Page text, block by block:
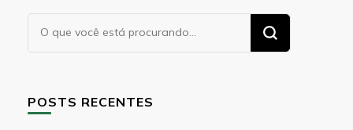
Procurando
algo?
POSTS RECENTES